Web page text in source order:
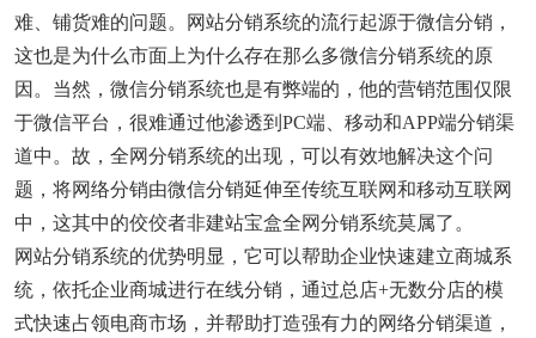
难、铺货难的问题。网站分销系统的流行起源于微信分销，
这也是为什么市面上为什么存在那么多微信分销系统的原
因。当然，微信分销系统也是有弊端的，他的营销范围仅限
于微信平台，很难通过他渗透到PC端、移动和APP端分销渠
道中。故，全网分销系统的出现，可以有效地解决这个问
题，将网络分销由微信分销延伸至传统互联网和移动互联网
中，这其中的佼佼者非建站宝盒全网分销系统莫属了。
网站分销系统的优势明显，它可以帮助企业快速建立商城系
统，依托企业商城进行在线分销，通过总店+无数分店的模
式快速占领电商市场，并帮助打造强有力的网络分销渠道，